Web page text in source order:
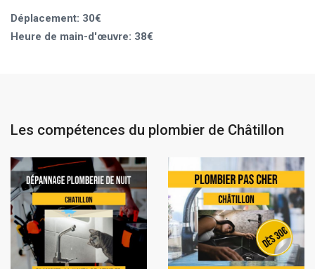
Déplacement: 30€
Heure de main-d'œuvre: 38€
Les compétences du plombier de Châtillon